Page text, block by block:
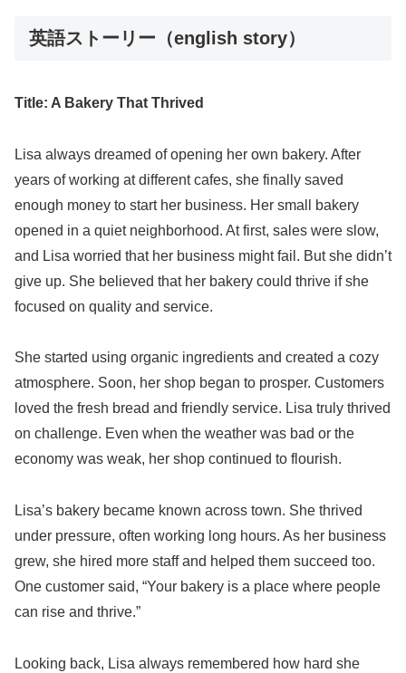
英語ストーリー（english story）
Title: A Bakery That Thrived
Lisa always dreamed of opening her own bakery. After
years of working at different cafes, she finally saved
enough money to start her business. Her small bakery
opened in a quiet neighborhood. At first, sales were slow,
and Lisa worried that her business might fail. But she didn’t
give up. She believed that her bakery could thrive if she
focused on quality and service.
She started using organic ingredients and created a cozy
atmosphere. Soon, her shop began to prosper. Customers
loved the fresh bread and friendly service. Lisa truly thrived
on challenge. Even when the weather was bad or the
economy was weak, her shop continued to flourish.
Lisa’s bakery became known across town. She thrived
under pressure, often working long hours. As her business
grew, she hired more staff and helped them succeed too.
One customer said, “Your bakery is a place where people
can rise and thrive.”
Looking back, Lisa always remembered how hard she